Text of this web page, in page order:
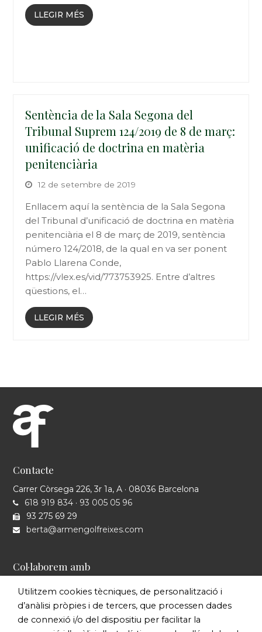
LLEGIR MÉS
Sentència de la Sala Segona del
Tribunal Suprem 124/2019 de 8 de març:
unificació de doctrina en matèria
penitenciària
12 de setembre de 2019
Enllacem aquí la sentència de la Sala Segona
del Tribunal d’unificació de doctrina en matèria
penitenciària el 8 de març de 2019, sentència
número 124/2018, de la qual en va ser ponent
Pablo Llarena Conde,
https://vlex.es/vid/773753925. Entre d’altres
qüestions, el…
LLEGIR MÉS
Contacte
Carrer Còrsega 226, 3r 1a, A · 08036 Barcelona
618 919 834 · 93 005 05 96
93 275 69 29
berta@armengolfreixes.com
Col·laborem amb
Utilitzem cookies tècniques, de personalització i
d’anàlisi pròpies i de tercers, que processen dades
de connexió i/o del dispositiu per facilitar la